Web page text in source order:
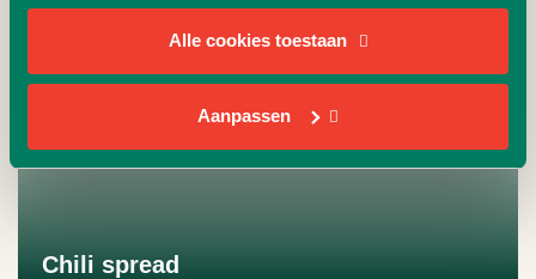
Alle cookies toestaan
Aanpassen
Chili spread